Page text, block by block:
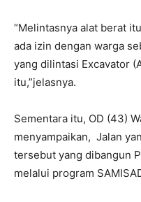
“Melintasnya alat berat
ada izin dengan warga
yang dilintasi Excavator
itu,”jelasnya.
Sementara itu, OD (43)
menyampaikan, Jalan
tersebut yang dibangun
melalui program